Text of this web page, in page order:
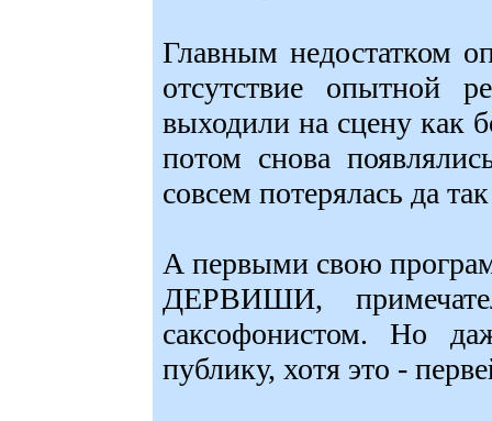
Главным недостатком
отсутствие опытной
выходили на сцену как
потом снова
совсем потерялась да
А первыми свою
ДЕРВИШИ,
саксофонистом. Но
публику, хотя это -